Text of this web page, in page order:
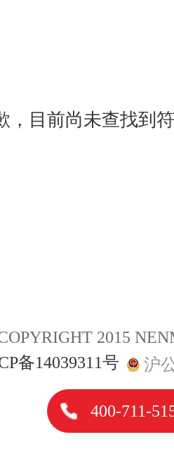
，目前尚未查找到
2015
备14039311号 沪
400-711-